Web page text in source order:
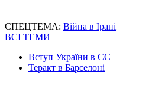
СПЕЦТЕМА: Війна в Ірані
ВСІ ТЕМИ
Вступ України в ЄС
Теракт в Барселоні